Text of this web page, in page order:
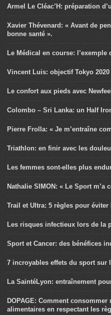
Armel Le Cléac’H: préparation
Xavier Thévenard: « Avant de
bonne santé ».
Le Médical en course: l’exemple
Vincent Luis: objectif Tokyo 2020
Le confort aux pieds avec Newfeel
Colombo – Sri Lanka: un Half
Pierre Frolla: « Je m’entraîne
Triathlon: en finir avec les
Les femmes sont-elles plus
Nathalie SIMON: « Le Sport m’a
Trail et Ultra: 5 règles pour éviter
Les risques infectieux lors de la
Sport et Cancer: des bénéfices
7 incroyables effets du sport sur
La SaintéLyon: entraînement
DOPAGE: Comment
alimentaires en respectant les